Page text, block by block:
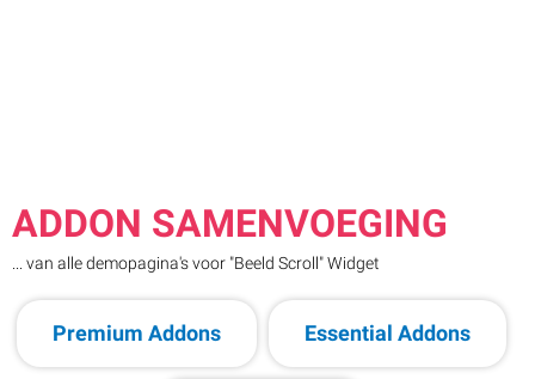
ADDON SAMENVOEGING
... van alle demopagina's voor "Beeld Scroll" Widget
Premium Addons Essential Addons